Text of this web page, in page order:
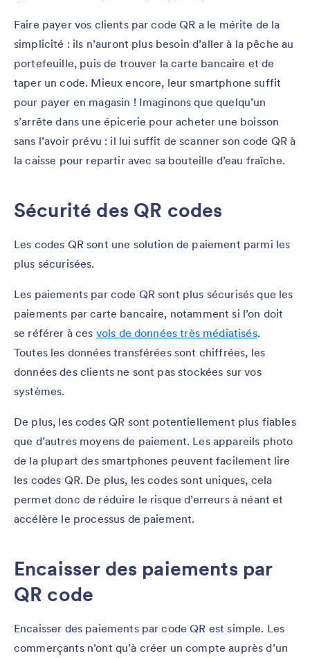
Faire payer vos clients par code QR a le mérite de la
simplicité : ils n’auront plus besoin d’aller à la pêche au
portefeuille, puis de trouver la carte bancaire et de
taper un code. Mieux encore, leur smartphone suffit
pour payer en magasin ! Imaginons que quelqu’un
s’arrête dans une épicerie pour acheter une boisson
sans l’avoir prévu : il lui suffit de scanner son code QR à
la caisse pour repartir avec sa bouteille d’eau fraîche.
Sécurité des QR codes
Les codes QR sont une solution de paiement parmi les
plus sécurisées.
Les paiements par code QR sont plus sécurisés que les
paiements par carte bancaire, notamment si l’on doit
se référer à ces vols de données très médiatisés.
Toutes les données transférées sont chiffrées, les
données des clients ne sont pas stockées sur vos
systèmes.
De plus, les codes QR sont potentiellement plus fiables
que d’autres moyens de paiement. Les appareils photo
de la plupart des smartphones peuvent facilement lire
les codes QR. De plus, les codes sont uniques, cela
permet donc de réduire le risque d’erreurs à néant et
accélère le processus de paiement.
Encaisser des paiements par
QR code
Encaisser des paiements par code QR est simple. Les
commerçants n’ont qu’à créer un compte auprès d’un